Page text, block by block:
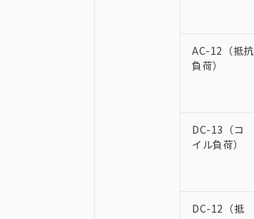
AC-12（抵抗
負荷）
DC-13（コ
イル負荷）
DC-12（抵